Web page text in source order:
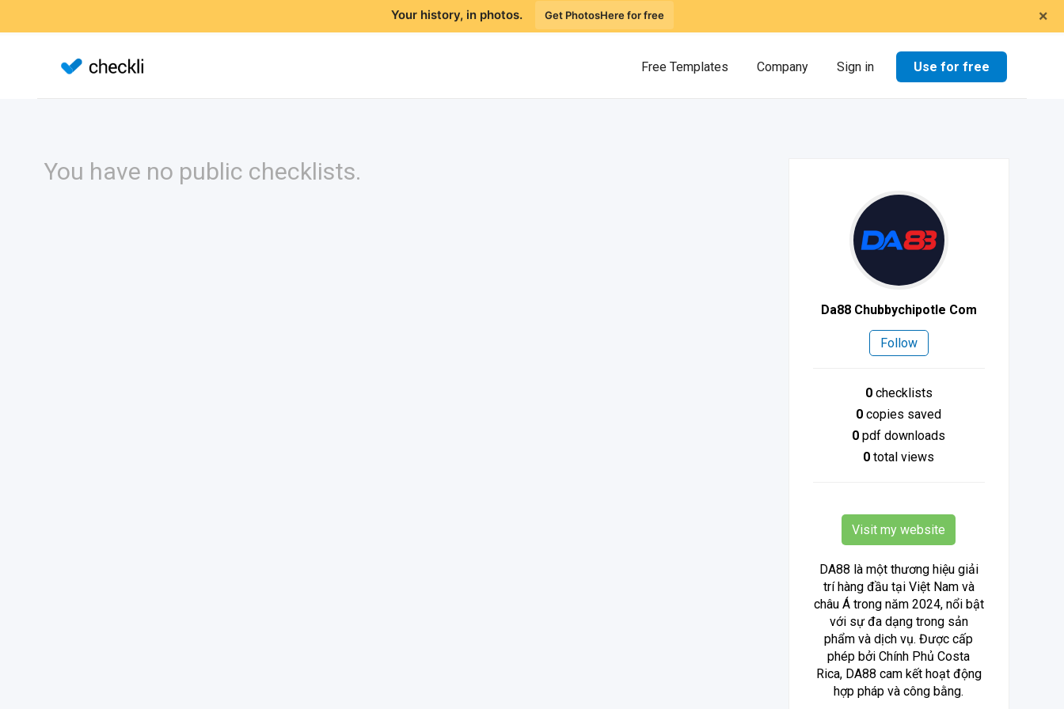
×
Your history, in photos. Get PhotosHere for free
Free Templates Company Sign in Use for free
You have no public checklists.
Da88 Chubbychipotle Com
Follow
0checklists
0 copies saved
0 pdf downloads
0 total views
Visit my website
DA88 là một thương hiệu giải
trí hàng đầu tại Việt Nam và
châu Á trong năm 2024, nổi bật
với sự đa dạng trong sản
phẩm và dịch vụ. Được cấp
phép bởi Chính Phủ Costa
Rica, DA88 cam kết hoạt động
hợp pháp và công bằng.